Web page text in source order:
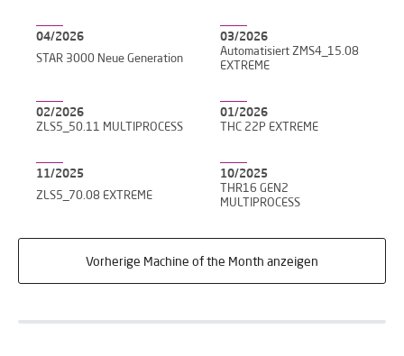
04/2026
STAR 3000 Neue Generation
03/2026
Automatisiert ZMS4_15.08
EXTREME
02/2026
ZLS5_50.11 MULTIPROCESS
01/2026
THC 22P EXTREME
11/2025
ZLS5_70.08 EXTREME
10/2025
THR16 GEN2
MULTIPROCESS
Vorherige Machine of the Month anzeigen